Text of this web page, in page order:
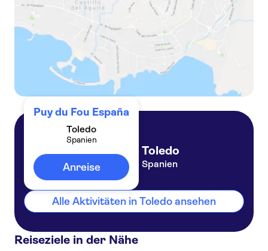
Puy du Fou España
Toledo
Spanien
Anreise
Toledo
Spanien
Alle Aktivitäten in Toledo ansehen
Reiseziele in der Nähe